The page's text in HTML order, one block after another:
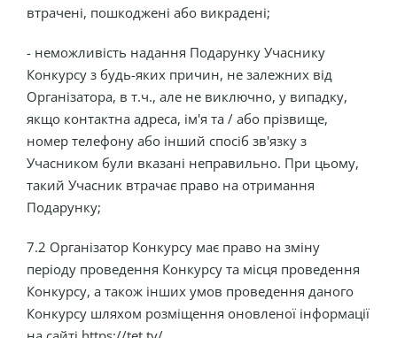
втрачені, пошкоджені або викрадені;
- неможливість надання Подарунку Учаснику
Конкурсу з будь-яких причин, не залежних від
Організатора, в т.ч., але не виключно, у випадку,
якщо контактна адреса, ім'я та / або прізвище,
номер телефону або інший спосіб зв'язку з
Учасником були вказані неправильно. При цьому,
такий Учасник втрачає право на отримання
Подарунку;
7.2 Організатор Конкурсу має право на зміну
періоду проведення Конкурсу та місця проведення
Конкурсу, а також інших умов проведення даного
Конкурсу шляхом розміщення оновленої інформації